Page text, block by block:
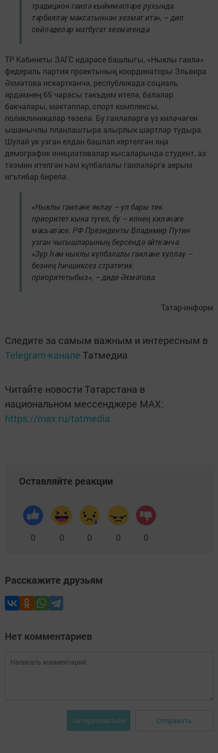
традицион гаилә кыйммәтләре рухында
тәрбияләү максатыннан хезмәт итә», – дип
сөйләделәр матбугат хезмәтендә.
ТР Кабинеты ЗАГС идарәсе башлыгы, «Ныклы гаилә»
федераль партия проектының координаторы Эльвира
Әхмәтова искәрткәнчә, республикада социаль
ярдәмнең 65 чарасы тәкъдим ителә, балалар
бакчалары, мәктәпләр, спорт комплексы,
поликлиникалар төзелә. Бу гаиләләргә үз киләчәген
ышанычлы планлаштыра алырлык шартлар тудыра.
Шулай ук узган елдан башлап кертелгән яңа
демографик инициативалар кысаларында студент, аз
тәэмин ителгән һәм күпбалалы гаиләләргә аерым
игътибар бирелә.
«Ныклы гаиләне яклау – ул бары тик
приоритет кына түгел, бу – илнең киләчәге
мәсьәләсе. РФ Президенты Владимир Путин
узган чыгышларының берсендә әйткәнчә:
«Зур һәм ныклы күпбалалы гаиләне хуплау –
безнең һичшиксез стратегик
приоритетыбыз», – диде Әхмәтова.
Татар-информ
Следите за самым важным и интересным в
Telegram-канале Татмедиа
Читайте новости Татарстана в
национальном мессенджере MАХ:
https://max.ru/tatmedia
Оставляйте реакции
0 0 0 0 0
Расскажите друзьям
Нет комментариев
Авторизоваться Отправить